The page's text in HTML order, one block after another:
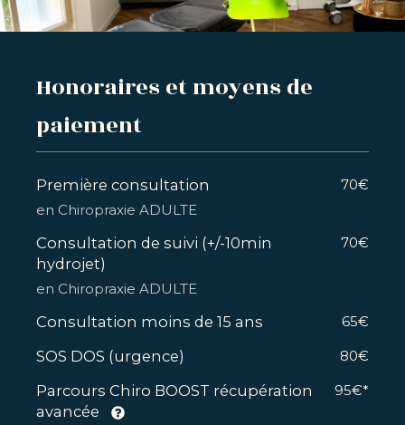
Honoraires et moyens de
paiement
70€
Première consultation
en Chiropraxie ADULTE
70€
Consultation de suivi (+/-10min
hydrojet)
en Chiropraxie ADULTE
65€
Consultation moins de 15 ans
80€
SOS DOS (urgence)
95€*
Parcours Chiro BOOST récupération
avancée